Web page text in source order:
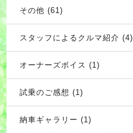
その他 (61)
スタッフによるクルマ紹介 (4)
オーナーズボイス (1)
試乗のご感想 (1)
納車ギャラリー (1)